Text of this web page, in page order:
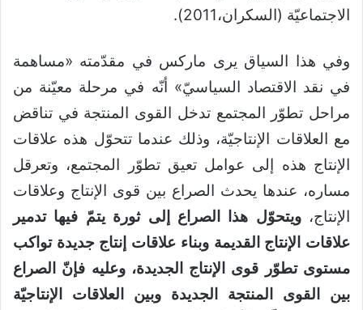
الاجتماعيّة (السكران،2011).
وفي هذا السياق يرى ماركس في مقدّمته «مساهمة
في نقد الاقتصاد السياسيّ» أنّه في مرحلة معيّنة من
مراحل تطوّر المجتمع تدخل القوى المنتجة في تناقض
مع العلاقات الإنتاجيّة، وذلك عندما تتحوّل هذه علاقات
الإنتاج هذه إلى عوامل تعيق تطوّر المجتمع، وتعرقل
مساره، عندها يحدث الصراع بين قوى الإنتاج وعلاقات
الإنتاج،ويتحوّل هذا الصراع إلى ثورة يتمّ فيها تدمير
علاقات الإنتاج القديمة وبناء علاقات إنتاج جديدة تواكب
مستوى تطوّر قوى الإنتاج الجديدة، وعليه فإنّ الصراع
بين القوى المنتجة الجديدة وبين العلاقات الإنتاجيّة